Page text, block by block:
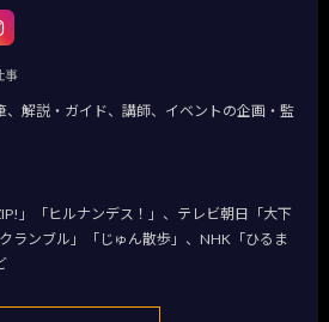
事
、解説・ガイド、講師、イベントの企画・監
」「ヒルナンデス！」、テレビ朝日「大下
ランブル」「じゅん散歩」、NHK「ひるま